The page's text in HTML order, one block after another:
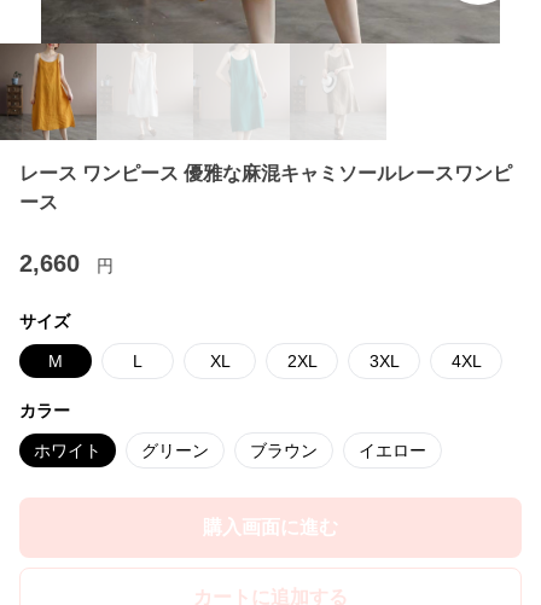
レース ワンピース 優雅な麻混キャミソールレースワンピ
ース
2,660 円
サイズ
M L XL 2XL 3XL 4XL
カラー
ホワイト グリーン ブラウン イエロー
購入画面に進む
カートに追加する